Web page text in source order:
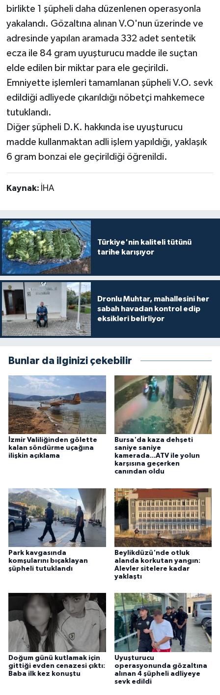
birlikte 1 şüpheli daha düzenlenen operasyonla
yakalandı. Gözaltına alınan V.O'nun üzerinde ve
adresinde yapılan aramada 332 adet sentetik
ecza ile 84 gram uyuşturucu madde ile suçtan
elde edilen bir miktar para ele geçirildi.
Emniyette işlemleri tamamlanan şüpheli V.O. sevk
edildiği adliyede çıkarıldığı nöbetçi mahkemece
tutuklandı.
Diğer şüpheli D.K. hakkında ise uyuşturucu
madde kullanmaktan adli işlem yapıldığı, yaklaşık
6 gram bonzai ele geçirildiği öğrenildi.
Kaynak: İHA
Türkiye'nin kaliteli tütünü
tarihe karışıyor
Dronlu Muhtar, mahallesini her
sabah havadan kontrol edip
eksikleri belirliyor
Bunlar da ilginizi çekebilir
İzmir Valiliğinden gölette
kalan söndürme uçağına
ilişkin açıklama
Bursa'da kaza dehşeti
saniye saniye
kamerada...ATV ile yolun
karşısına geçerken
canından oldu
Park kavgasında
komşularını bıçaklayan
şüpheli tutuklandı
Beylikdüzü'nde otluk
alanda korkutan yangın:
Alevler sitelere kadar
yaklaştı
Doğum günü kutlamak için
gittiği evden cenazesi çıktı:
Baba ilk kez konuştu
Uyuşturucu
operasyonunda gözaltına
alınan 4 şüpheli adliyeye
sevk edildi